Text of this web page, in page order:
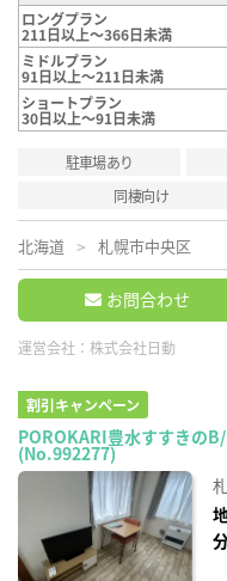
ロングプラン
211日以上～366日未満
ミドルプラン
91日以上～211日未満
ショートプラン
30日以上～91日未満
駐車場あり
同棲向け
北海道 札幌市中央区
お問合わせ
運営会社： 株式会社日動
割引キャンペーン
POROKARI豊水すすきの
(No.992277)